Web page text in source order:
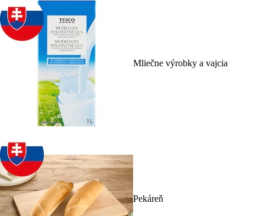
Mliečne výrobky a vajcia
Pekáreň